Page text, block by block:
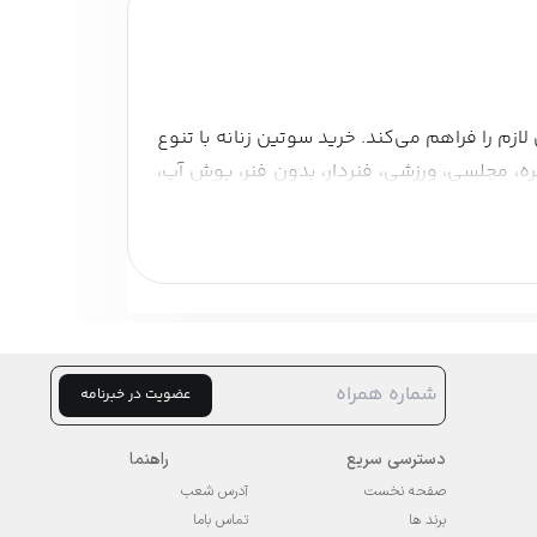
را فراهم می‌کند. خرید سوتین زنانه با تنوع
مجلسی، ورزشی، فنردار، بدون فنر، پوش آپ،
و نکات مهم خرید آن آشنا خواهید شد تا
کاری و پیاده‌روی راحتی و استایل را همزمان
عضویت در خبرنامه
دسترسی سریع
صفحه نخست
برند ها
راهنما
آدرس شعب
تماس باما